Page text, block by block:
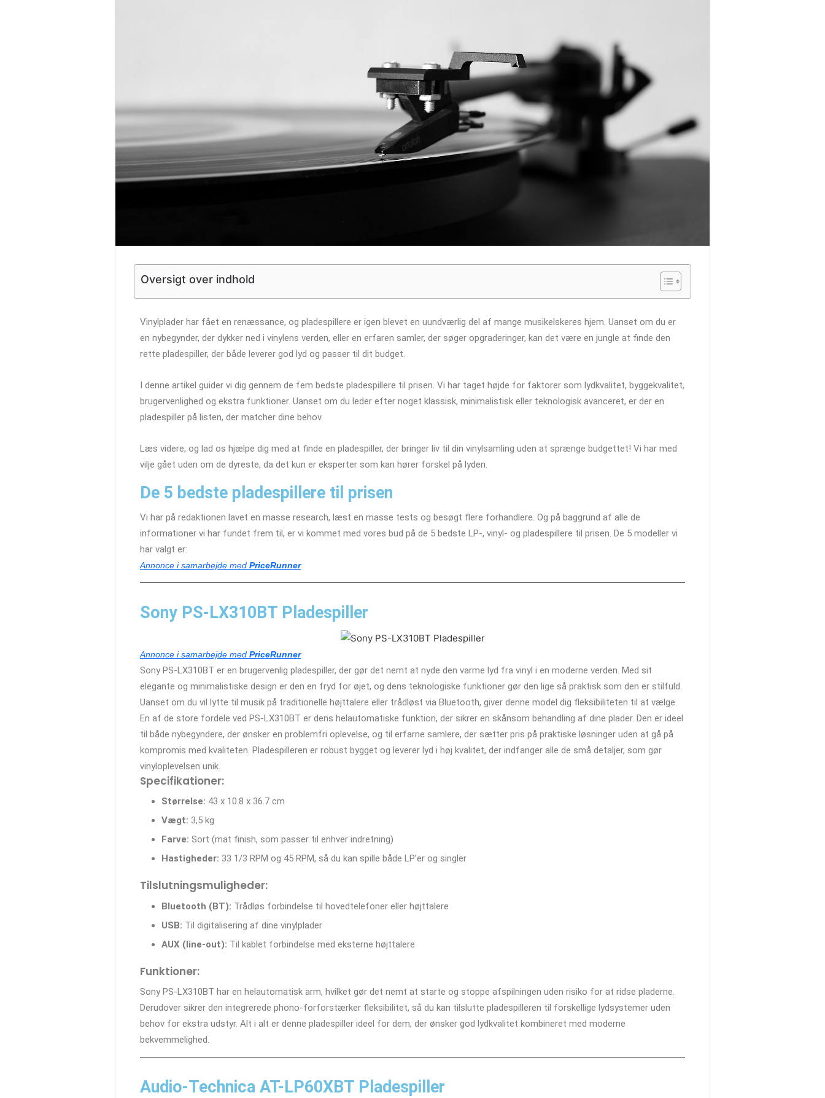
Oversigt over indhold
Vinylplader har fået en renæssance, og pladespillere er igen blevet en uundværlig del af mange musikelskeres hjem. Uanset om du er
en nybegynder, der dykker ned i vinylens verden, eller en erfaren samler, der søger opgraderinger, kan det være en jungle at finde den
rette pladespiller, der både leverer god lyd og passer til dit budget.
I denne artikel guider vi dig gennem de fem bedste pladespillere til prisen. Vi har taget højde for faktorer som lydkvalitet, byggekvalitet,
brugervenlighed og ekstra funktioner. Uanset om du leder efter noget klassisk, minimalistisk eller teknologisk avanceret, er der en
pladespiller på listen, der matcher dine behov.
Læs videre, og lad os hjælpe dig med at finde en pladespiller, der bringer liv til din vinylsamling uden at sprænge budgettet! Vi har med
vilje gået uden om de dyreste, da det kun er eksperter som kan hører forskel på lyden.
De 5 bedste pladespillere til prisen
Vi har på redaktionen lavet en masse research, læst en masse tests og besøgt flere forhandlere. Og på baggrund af alle de
informationer vi har fundet frem til, er vi kommet med vores bud på de 5 bedste LP-, vinyl- og pladespillere til prisen. De 5 modeller vi
har valgt er:
Annonce i samarbejde med PriceRunner
Sony PS-LX310BT Pladespiller
Annonce i samarbejde med PriceRunner
Sony PS-LX310BT er en brugervenlig pladespiller, der gør det nemt at nyde den varme lyd fra vinyl i en moderne verden. Med sit
elegante og minimalistiske design er den en fryd for øjet, og dens teknologiske funktioner gør den lige så praktisk som den er stilfuld.
Uanset om du vil lytte til musik på traditionelle højttalere eller trådløst via Bluetooth, giver denne model dig fleksibiliteten til at vælge.
En af de store fordele ved PS-LX310BT er dens helautomatiske funktion, der sikrer en skånsom behandling af dine plader. Den er ideel
til både nybegyndere, der ønsker en problemfri oplevelse, og til erfarne samlere, der sætter pris på praktiske løsninger uden at gå på
kompromis med kvaliteten. Pladespilleren er robust bygget og leverer lyd i høj kvalitet, der indfanger alle de små detaljer, som gør
vinyloplevelsen unik.
Specifikationer:
Størrelse: 43 x 10.8 x 36.7 cm
Vægt: 3,5 kg
Farve: Sort (mat finish, som passer til enhver indretning)
Hastigheder: 33 1/3 RPM og 45 RPM, så du kan spille både LP’er og singler
Tilslutningsmuligheder:
Bluetooth (BT): Trådløs forbindelse til hovedtelefoner eller højttalere
USB: Til digitalisering af dine vinylplader
AUX (line-out): Til kablet forbindelse med eksterne højttalere
Funktioner:
Sony PS-LX310BT har en helautomatisk arm, hvilket gør det nemt at starte og stoppe afspilningen uden risiko for at ridse pladerne.
Derudover sikrer den integrerede phono-forforstærker fleksibilitet, så du kan tilslutte pladespilleren til forskellige lydsystemer uden
behov for ekstra udstyr. Alt i alt er denne pladespiller ideel for dem, der ønsker god lydkvalitet kombineret med moderne
bekvemmelighed.
Audio-Technica AT-LP60XBT Pladespiller